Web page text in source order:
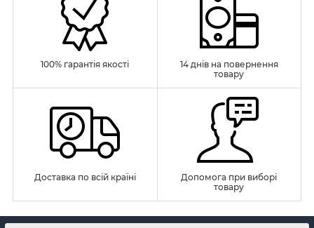
100% гарантія якості
14 днів на повернення
товару
Доставка по всій країні
Допомога при виборі
товару